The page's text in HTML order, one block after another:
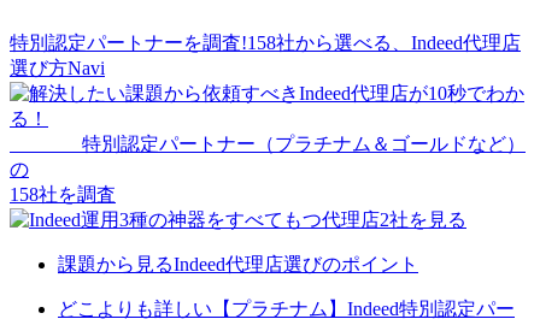
特別認定パートナーを調査!158社から選べる、 Indeed代理店
選び方Navi
特別認定パートナー （プラチナム＆ゴールドなど）
の
158社を調査
課題から見るIndeed代理店選びのポイント
どこよりも詳しい【プラチナム】Indeed特別認定パー